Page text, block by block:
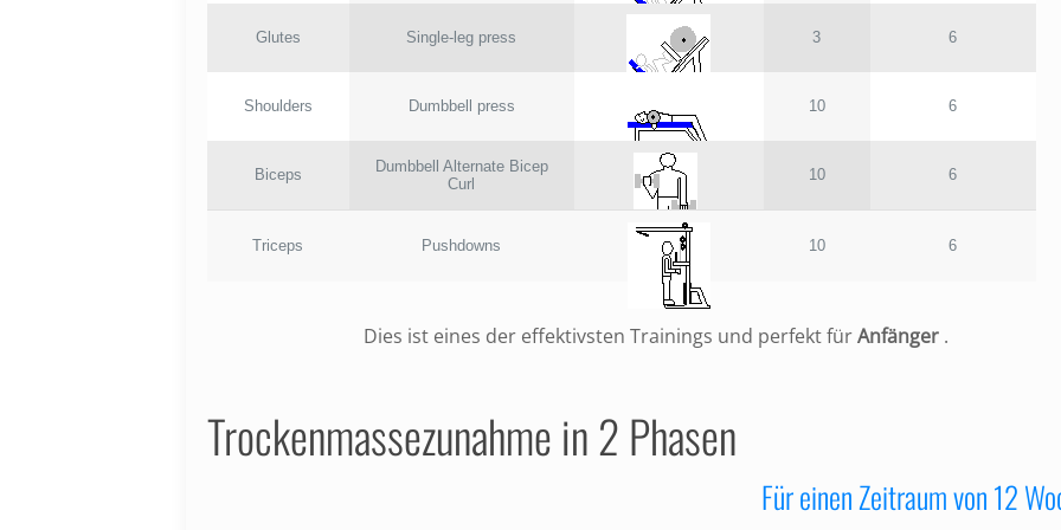
Glutes
Shoulders
Biceps
Triceps
Single-leg press
Dumbbell press
Dumbbell Alternate Bicep
Curl
Pushdowns
3
10
10
10
6
6
6
6
Dies ist eines der effektivsten Trainings und perfekt fürAnfänger.
Trockenmassezunahme in 2 Phasen
Für einen Zeitraum von 12